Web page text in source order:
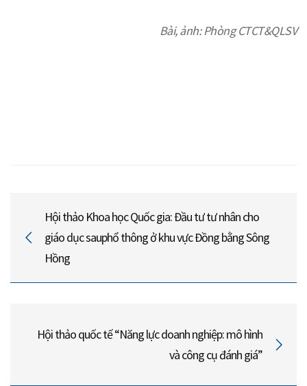
Bài, ảnh: Phòng CTCT&QLSV
Hội thảo Khoa học Quốc gia: Đầu tư tư nhân cho
giáo dục sauphổ thông ở khu vực Đồng bằng Sông
Hồng
Hội thảo quốc tế “Năng lực doanh nghiệp: mô hình
và công cụ đánh giá”